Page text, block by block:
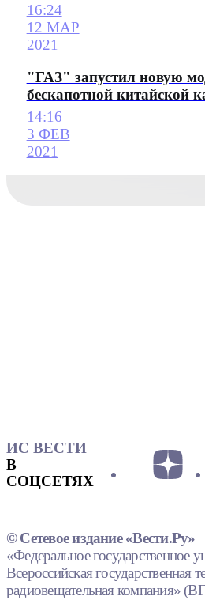
16:24
12 МАР
2021
"ГАЗ" запустил новую
бескапотной китайской
14:16
3 ФЕВ
2021
ИС ВЕСТИ
В
СОЦСЕТЯХ
© Сетевое издание «Вести.Ру»
«Федеральное государственное
Всероссийская государственная
радиовещательная компания»